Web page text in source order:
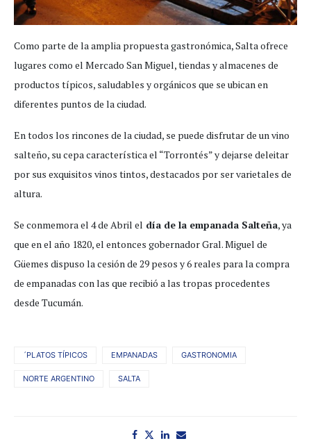
Como parte de la amplia propuesta gastronómica, Salta ofrece
lugares como el Mercado San Miguel, tiendas y almacenes de
productos típicos, saludables y orgánicos que se ubican en
diferentes puntos de la ciudad.
En todos los rincones de la ciudad, se puede disfrutar de un vino
salteño, su cepa característica el “Torrontés” y dejarse deleitar
por sus exquisitos vinos tintos, destacados por ser varietales de
altura.
Se conmemora el 4 de Abril el día de la empanada Salteña, ya
que en el año 1820, el entonces gobernador Gral. Miguel de
Güemes dispuso la cesión de 29 pesos y 6 reales para la compra
de empanadas con las que recibió a las tropas procedentes
desde Tucumán.
´PLATOS TÍPICOS EMPANADAS GASTRONOMIA
NORTE ARGENTINO SALTA